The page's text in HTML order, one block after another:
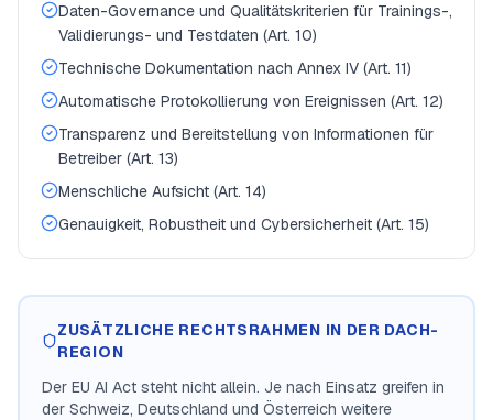
Daten-Governance und Qualitätskriterien für Trainings-,
Validierungs- und Testdaten (Art. 10)
Technische Dokumentation nach Annex IV (Art. 11)
Automatische Protokollierung von Ereignissen (Art. 12)
Transparenz und Bereitstellung von Informationen für
Betreiber (Art. 13)
Menschliche Aufsicht (Art. 14)
Genauigkeit, Robustheit und Cybersicherheit (Art. 15)
ZUSÄTZLICHE RECHTSRAHMEN IN DER DACH-
REGION
Der EU AI Act steht nicht allein. Je nach Einsatz greifen in
der Schweiz, Deutschland und Österreich weitere